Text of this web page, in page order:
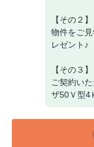
【その２】
物件をご
レゼント♪
【その３】
ご契約い
ザ50Ｖ型4